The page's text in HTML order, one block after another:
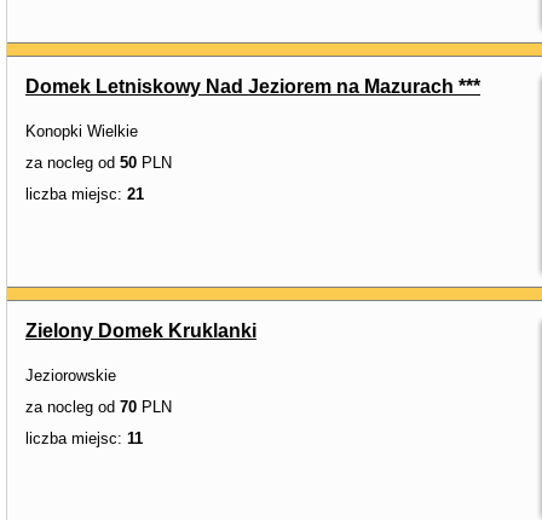
Domek Letniskowy Nad Jeziorem na Mazurach ***
Konopki Wielkie
za nocleg od 50 PLN
liczba miejsc: 21
Zielony Domek Kruklanki
Jeziorowskie
za nocleg od 70 PLN
liczba miejsc: 11